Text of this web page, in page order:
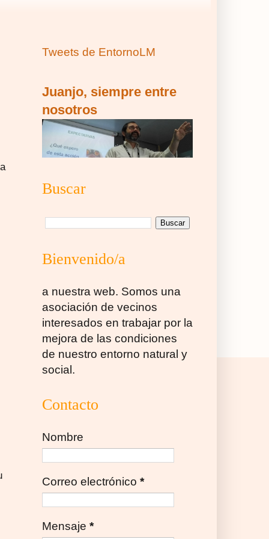
Tweets de EntornoLM
Juanjo, siempre entre
nosotros
Buscar
Bienvenido/a
a nuestra web. Somos una
asociación de vecinos
interesados en trabajar por la
mejora de las condiciones
de nuestro entorno natural y
social.
Contacto
Nombre
Correo electrónico *
Mensaje *